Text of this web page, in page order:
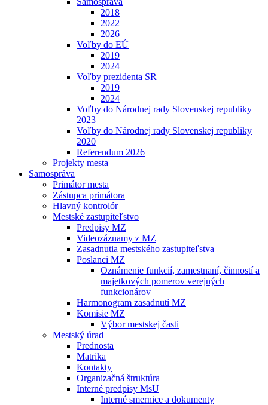
2018
2022
2026
Voľby do EÚ
2019
2024
Voľby prezidenta SR
2019
2024
Voľby do Národnej rady Slovenskej republiky
2023
Voľby do Národnej rady Slovenskej republiky
2020
Referendum 2026
Projekty mesta
Samospráva
Primátor mesta
Zástupca primátora
Hlavný kontrolór
Mestské zastupiteľstvo
Predpisy MZ
Videozáznamy z MZ
Zasadnutia mestského zastupiteľstva
Poslanci MZ
Oznámenie funkcií, zamestnaní, činností a
majetkových pomerov verejných
funkcionárov
Harmonogram zasadnutí MZ
Komisie MZ
Výbor mestskej časti
Mestský úrad
Prednosta
Matrika
Kontakty
Organizačná štruktúra
Interné predpisy MsU
Interné smernice a dokumenty